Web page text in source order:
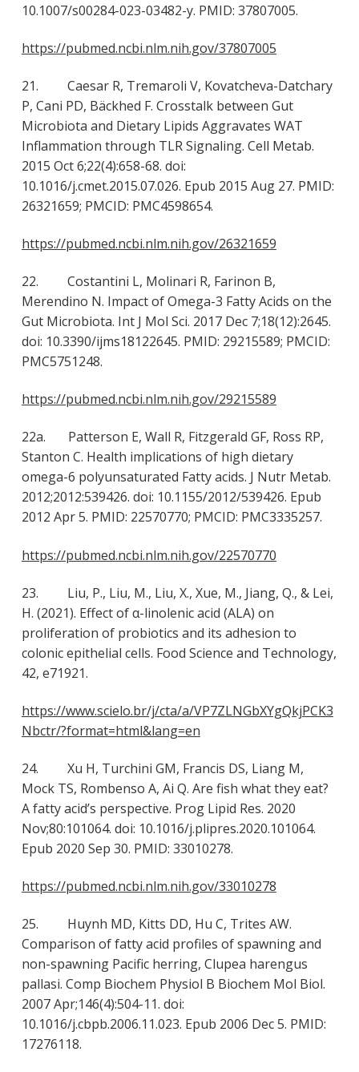
10.1007/s00284-023-03482-y. PMID: 37807005.
https://pubmed.ncbi.nlm.nih.gov/37807005
21. Caesar R, Tremaroli V, Kovatcheva-Datchary
P, Cani PD, Bäckhed F. Crosstalk between Gut
Microbiota and Dietary Lipids Aggravates WAT
Inflammation through TLR Signaling. Cell Metab.
2015 Oct 6;22(4):658-68. doi:
10.1016/j.cmet.2015.07.026. Epub 2015 Aug 27. PMID:
26321659; PMCID: PMC4598654.
https://pubmed.ncbi.nlm.nih.gov/26321659
22. Costantini L, Molinari R, Farinon B,
Merendino N. Impact of Omega-3 Fatty Acids on the
Gut Microbiota. Int J Mol Sci. 2017 Dec 7;18(12):2645.
doi: 10.3390/ijms18122645. PMID: 29215589; PMCID:
PMC5751248.
https://pubmed.ncbi.nlm.nih.gov/29215589
22a. Patterson E, Wall R, Fitzgerald GF, Ross RP,
Stanton C. Health implications of high dietary
omega-6 polyunsaturated Fatty acids. J Nutr Metab.
2012;2012:539426. doi: 10.1155/2012/539426. Epub
2012 Apr 5. PMID: 22570770; PMCID: PMC3335257.
https://pubmed.ncbi.nlm.nih.gov/22570770
23. Liu, P., Liu, M., Liu, X., Xue, M., Jiang, Q., & Lei,
H. (2021). Effect of α-linolenic acid (ALA) on
proliferation of probiotics and its adhesion to
colonic epithelial cells. Food Science and Technology,
42, e71921.
https://www.scielo.br/j/cta/a/VP7ZLNGbXYgQkjPCK3
Nbctr/?format=html&lang=en
24. Xu H, Turchini GM, Francis DS, Liang M,
Mock TS, Rombenso A, Ai Q. Are fish what they eat?
A fatty acid’s perspective. Prog Lipid Res. 2020
Nov;80:101064. doi: 10.1016/j.plipres.2020.101064.
Epub 2020 Sep 30. PMID: 33010278.
https://pubmed.ncbi.nlm.nih.gov/33010278
25. Huynh MD, Kitts DD, Hu C, Trites AW.
Comparison of fatty acid profiles of spawning and
non-spawning Pacific herring, Clupea harengus
pallasi. Comp Biochem Physiol B Biochem Mol Biol.
2007 Apr;146(4):504-11. doi:
10.1016/j.cbpb.2006.11.023. Epub 2006 Dec 5. PMID:
17276118.